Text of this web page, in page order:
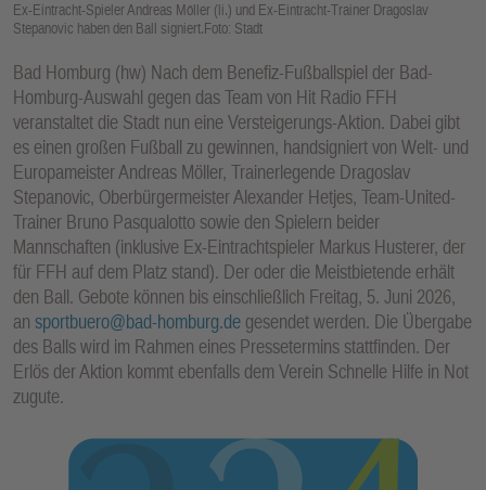
Ex-Eintracht-Spieler Andreas Möller (li.) und Ex-Eintracht-Trainer Dragoslav
Stepanovic haben den Ball signiert.Foto: Stadt
Bad Homburg (hw) Nach dem Benefiz-Fußballspiel der Bad-
Homburg-Auswahl gegen das Team von Hit Radio FFH
veranstaltet die Stadt nun eine Versteigerungs-Aktion. Dabei gibt
es einen großen Fußball zu gewinnen, handsigniert von Welt- und
Europameister Andreas Möller, Trainerlegende Dragoslav
Stepanovic, Oberbürgermeister Alexander Hetjes, Team-United-
Trainer Bruno Pasqualotto sowie den Spielern beider
Mannschaften (inklusive Ex-Eintrachtspieler Markus Husterer, der
für FFH auf dem Platz stand). Der oder die Meistbietende erhält
den Ball. Gebote können bis einschließlich Freitag, 5. Juni 2026,
an sportbuero@bad-homburg.de gesendet werden. Die Übergabe
des Balls wird im Rahmen eines Pressetermins stattfinden. Der
Erlös der Aktion kommt ebenfalls dem Verein Schnelle Hilfe in Not
zugute.